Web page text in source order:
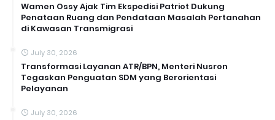
Wamen Ossy Ajak Tim Ekspedisi Patriot Dukung
Penataan Ruang dan Pendataan Masalah Pertanahan
di Kawasan Transmigrasi
July 30, 2026
Transformasi Layanan ATR/BPN, Menteri Nusron
Tegaskan Penguatan SDM yang Berorientasi
Pelayanan
July 30, 2026